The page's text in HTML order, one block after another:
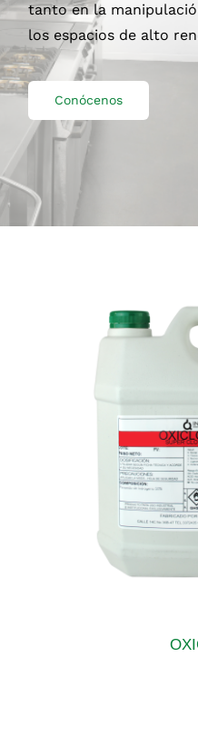
tanto en la
los espacios de alto
Conócenos